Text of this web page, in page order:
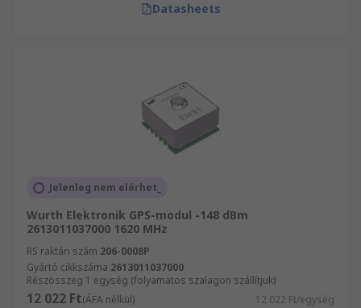
Datasheets
Jelenleg nem elérhet_
Wurth Elektronik GPS-modul -148 dBm
2613011037000 1620 MHz
RS raktári szám 206-0008P
Gyártó cikkszáma 2613011037000
Részösszeg 1 egység (folyamatos szalagon szállítjuk)
12 022 Ft(ÁFA nélkül) 12 022 Ft/egység